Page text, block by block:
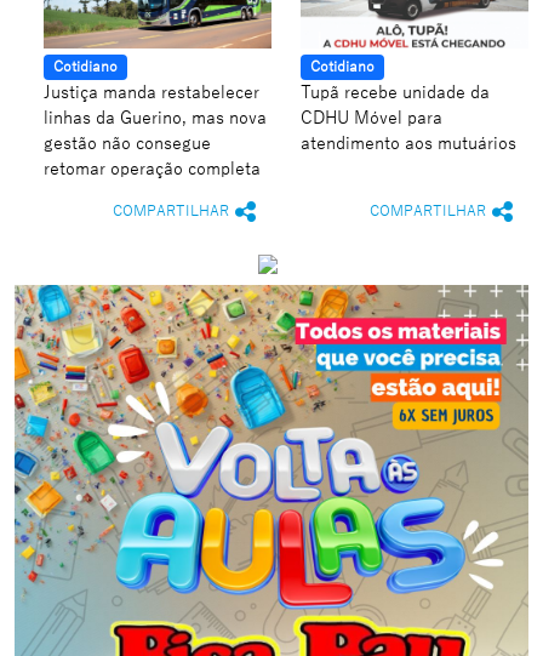
Cotidiano
Justiça manda restabelecer
linhas da Guerino, mas nova
gestão não consegue
retomar operação completa
COMPARTILHAR
Cotidiano
Tupã recebe unidade da
CDHU Móvel para
atendimento aos mutuários
COMPARTILHAR